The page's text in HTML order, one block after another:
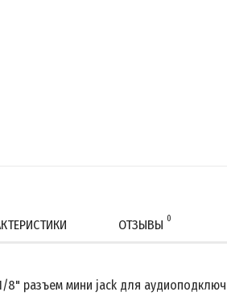
ОТЗЫВЫ 0
8" разъем мини jack для